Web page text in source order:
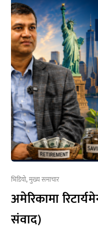
भिडियो,मुख्य समाचार
अमेरिकामा
संवाद)